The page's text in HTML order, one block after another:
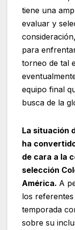
tiene una
evaluar y
para
torneo de tal
equipo final
busca de la
La situación
ha
de cara a la
selección
América. A
los
temporada
sobre su